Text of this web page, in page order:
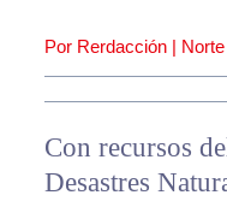
Por Rerdacción |
Con recursos
Desastres